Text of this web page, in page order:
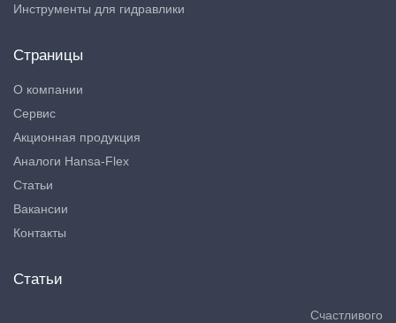
Инструменты для гидравлики
Страницы
О компании
Сервис
Акционная продукция
Аналоги Hansa-Flex
Статьи
Вакансии
Контакты
Статьи
Счастливого